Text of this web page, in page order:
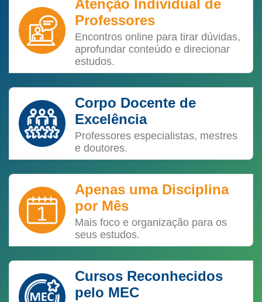
Atenção Individual de
Professores
Encontros online para tirar dúvidas,
aprofundar conteúdo e direcionar
estudos.
Corpo Docente de
Excelência
Professores especialistas, mestres
e doutores.
Apenas uma Disciplina
por Mês
Mais foco e organização para os
seus estudos.
Cursos Reconhecidos
pelo MEC